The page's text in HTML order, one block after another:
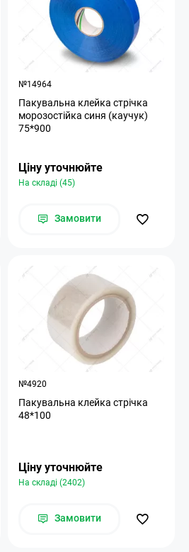
№14964
Пакувальна клейка стрічка
морозостійка синя (каучук)
75*900
Ціну уточнюйте
На складі (45)
Замовити
№4920
Пакувальна клейка стрічка
48*100
Ціну уточнюйте
На складі (2402)
Замовити